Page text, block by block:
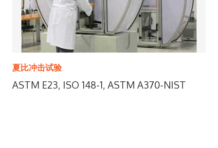
夏比冲击试验
ASTM E23, ISO 148-1, ASTM A370-NIST